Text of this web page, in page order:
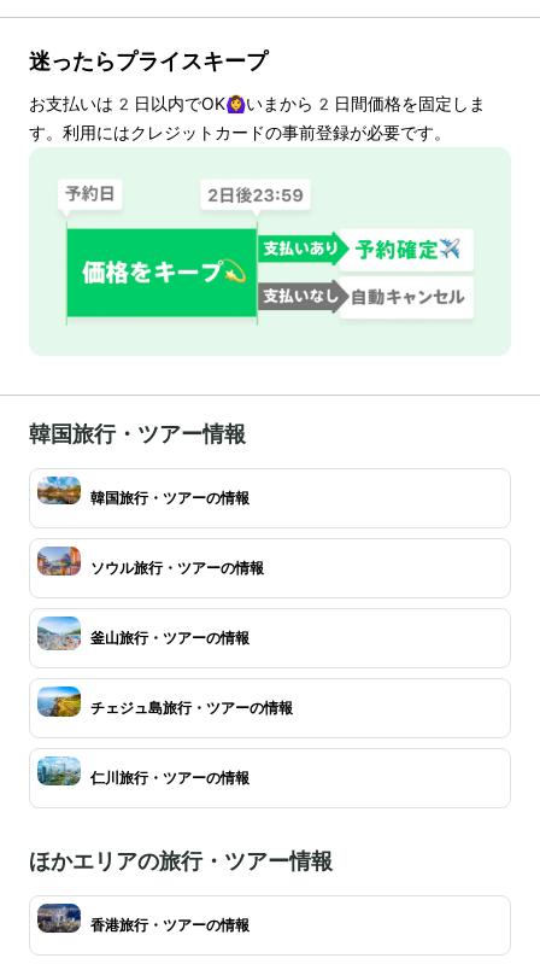
迷ったらプライスキープ
お支払いは 2 日以内でOK🙆‍♀️いまから 2 日間価格を固定しま
す。利用にはクレジットカードの事前登録が必要です。
韓国旅行・ツアー情報
韓国旅行・ツアーの情報
ソウル旅行・ツアーの情報
釜山旅行・ツアーの情報
チェジュ島旅行・ツアーの情報
仁川旅行・ツアーの情報
ほかエリアの旅行・ツアー情報
香港旅行・ツアーの情報